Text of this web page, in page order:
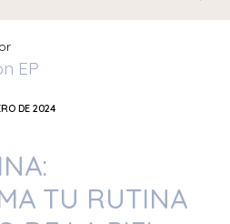
EP
DE 2024
TU RUTINA